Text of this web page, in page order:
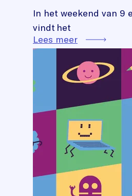
In het weekend van 9
vindt het
Lees meer